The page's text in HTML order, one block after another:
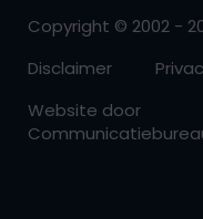
Copyright © 2002 -
Disclaimer
Website door